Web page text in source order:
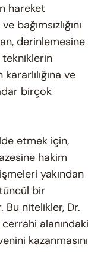
hareket
bağımsızlığını
derinlemesine
ve
birçok
etmek için,
hakim
yakından
bir
Bu nitelikler, Dr.
alanındaki
kazanmasını